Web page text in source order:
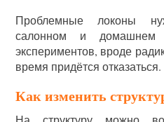
Проблемные локоны
салонном и домашнем
экспериментов, вроде
время придётся отказаться.
Как изменить